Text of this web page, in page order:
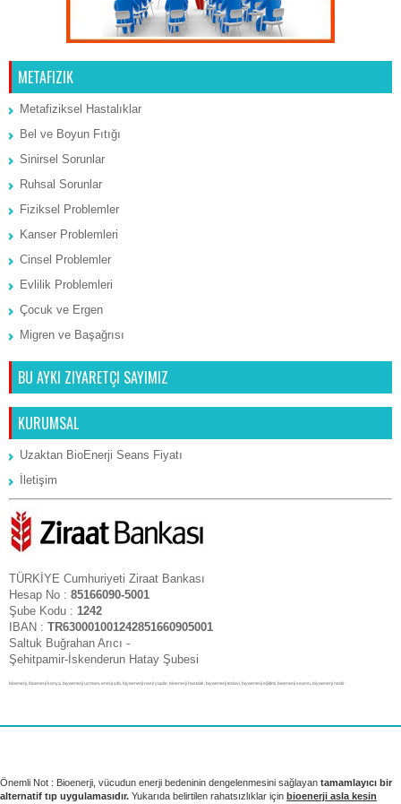
METAFIZIK
Metafiziksel Hastalıklar
Bel ve Boyun Fıtığı
Sinirsel Sorunlar
Ruhsal Sorunlar
Fiziksel Problemler
Kanser Problemleri
Cinsel Problemler
Evlilik Problemleri
Çocuk ve Ergen
Migren ve Başağrısı
BU AYKI ZIYARETÇI SAYIMIZ
KURUMSAL
Uzaktan BioEnerji Seans Fiyatı
İletişim
TÜRKİYE Cumhuriyeti Ziraat Bankası
Hesap No : 85166090-5001
Şube Kodu : 1242
IBAN : TR630001001242851660905001
Saltuk Buğrahan Arıcı -
Şehitpamir-İskenderun Hatay Şubesi
bioenerji, bioenerji konya, biyoenerji uzmanı, enerji şifa, biyoenerji nasıl yapılır, bioenerji hastalık, biyoenerji tedavi, biyoenerji eğitimi, bioenerji seansı, biyoenerji nedir
Önemli Not : Bioenerji, vücudun enerji bedeninin dengelenmesini sağlayan tamamlayıcı bir
alternatif tıp uygulamasıdır. Yukarıda belirtilen rahatsızlıklar için bioenerji asla kesin